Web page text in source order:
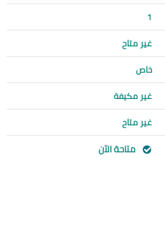
1
غير متاح
خاص
غير مكيفة
غير متاح
متاحة الآن